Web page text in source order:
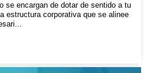
se encargan de dotar de sentido a tu
estructura corporativa que se alinee